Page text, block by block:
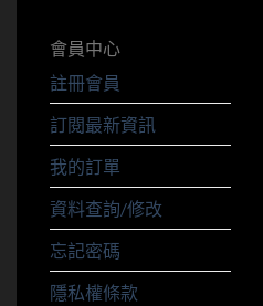
會員中心
註冊會員
訂閱最新資訊
我的訂單
資料查詢/修改
忘記密碼
隱私權條款